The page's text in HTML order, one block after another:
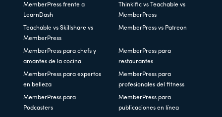
MemberPress frente a
LearnDash
Thinkific vs Teachable vs
MemberPress
Teachable vs Skillshare vs
MemberPress
MemberPress vs Patreon
MemberPress para chefs y
amantes de la cocina
MemberPress para
restaurantes
MemberPress para expertos
en belleza
MemberPress para
profesionales del fitness
MemberPress para
Podcasters
MemberPress para
publicaciones en línea